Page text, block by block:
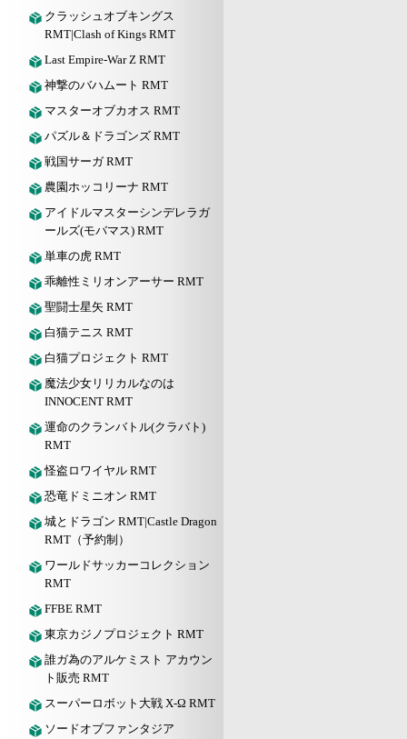
クラッシュオブキングス
RMT|Clash of Kings RMT
Last Empire-War Z RMT
神撃のバハムート RMT
マスターオブカオス RMT
パズル＆ドラゴンズ RMT
戦国サーガ RMT
農園ホッコリーナ RMT
アイドルマスターシンデレラガ
ールズ(モバマス) RMT
単車の虎 RMT
乖離性ミリオンアーサー RMT
聖闘士星矢 RMT
白猫テニス RMT
白猫プロジェクト RMT
魔法少女リリカルなのは
INNOCENT RMT
運命のクランバトル(クラバト)
RMT
怪盗ロワイヤル RMT
恐竜ドミニオン RMT
城とドラゴン RMT|Castle Dragon
RMT（予約制）
ワールドサッカーコレクション
RMT
FFBE RMT
東京カジノプロジェクト RMT
誰ガ為のアルケミスト アカウン
ト販売 RMT
スーパーロボット大戦 X-Ω RMT
ソードオブファンタジア